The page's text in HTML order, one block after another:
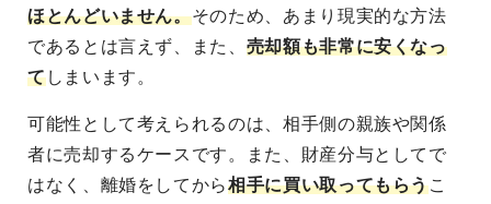
ほとんどいません。そのため、あまり現実的な方法
であるとは言えず、また、 売却額も非常に安くなっ
てしまいます。
可能性として考えられるのは、相手側の親族や関係
者に売却するケースです。また、財産分与としてで
はなく、離婚をしてから相手に買い取ってもらうこ